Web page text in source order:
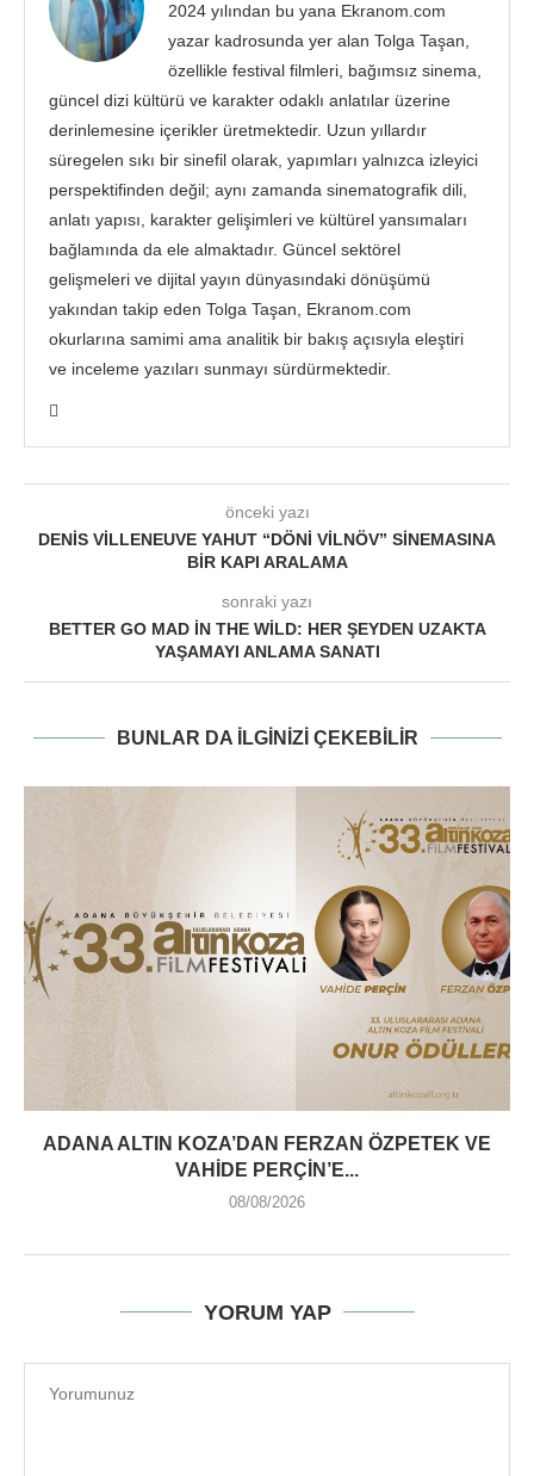
2024 yılından bu yana Ekranom.com
yazar kadrosunda yer alan Tolga Taşan,
özellikle festival filmleri, bağımsız sinema,
güncel dizi kültürü ve karakter odaklı anlatılar üzerine
derinlemesine içerikler üretmektedir. Uzun yıllardır
süregelen sıkı bir sinefil olarak, yapımları yalnızca izleyici
perspektifinden değil; aynı zamanda sinematografik dili,
anlatı yapısı, karakter gelişimleri ve kültürel yansımaları
bağlamında da ele almaktadır. Güncel sektörel
gelişmeleri ve dijital yayın dünyasındaki dönüşümü
yakından takip eden Tolga Taşan, Ekranom.com
okurlarına samimi ama analitik bir bakış açısıyla eleştiri
ve inceleme yazıları sunmayı sürdürmektedir.
önceki yazı
DENIS VILLENEUVE YAHUT “DÖNI VILNÖV” SINEMASINA
BIR KAPI ARALAMA
sonraki yazı
BETTER GO MAD IN THE WILD: HER ŞEYDEN UZAKTA
YAŞAMAYI ANLAMA SANATI
BUNLAR DA ILGINIZI ÇEKEBILIR
ADANA ALTIN KOZA’DAN FERZAN ÖZPETEK VE
VAHIDE PERÇIN’E...
08/08/2026
YORUM YAP